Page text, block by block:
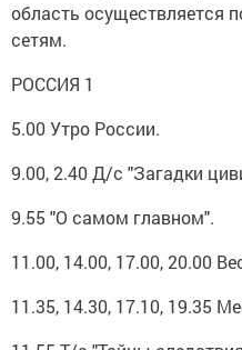
область осуществляется
сетям.
РОССИЯ 1
5.00 Утро России.
9.00, 2.40 Д/с "Загадки
9.55 "О самом главном".
11.00, 14.00, 17.00, 20.00
11.35, 14.30, 17.10, 19.35